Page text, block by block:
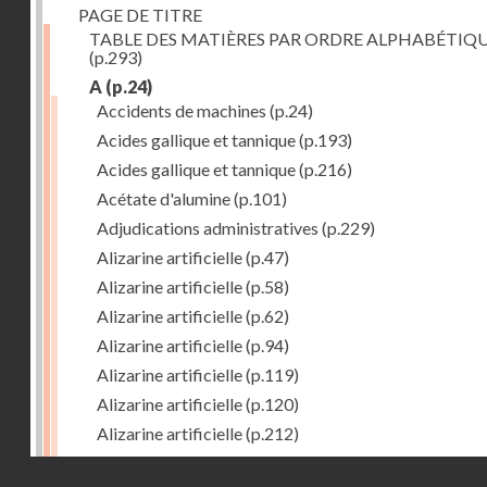
PAGE DE TITRE
TABLE DES MATIÈRES PAR ORDRE
(p.293)
A (p.24)
Accidents de machines (p.24)
Acides gallique et tannique(p.193)
Acides gallique et tannique(p.216)
Acétate d'alumine(p.101)
Adjudications administratives (p.229)
Alizarine artificielle(p.47)
Alizarine artificielle(p.58)
Alizarine artificielle(p.62)
Alizarine artificielle(p.94)
Alizarine artificielle(p.119)
Alizarine artificielle(p.120)
Alizarine artificielle(p.212)
Alizarine artificielle(p.256)